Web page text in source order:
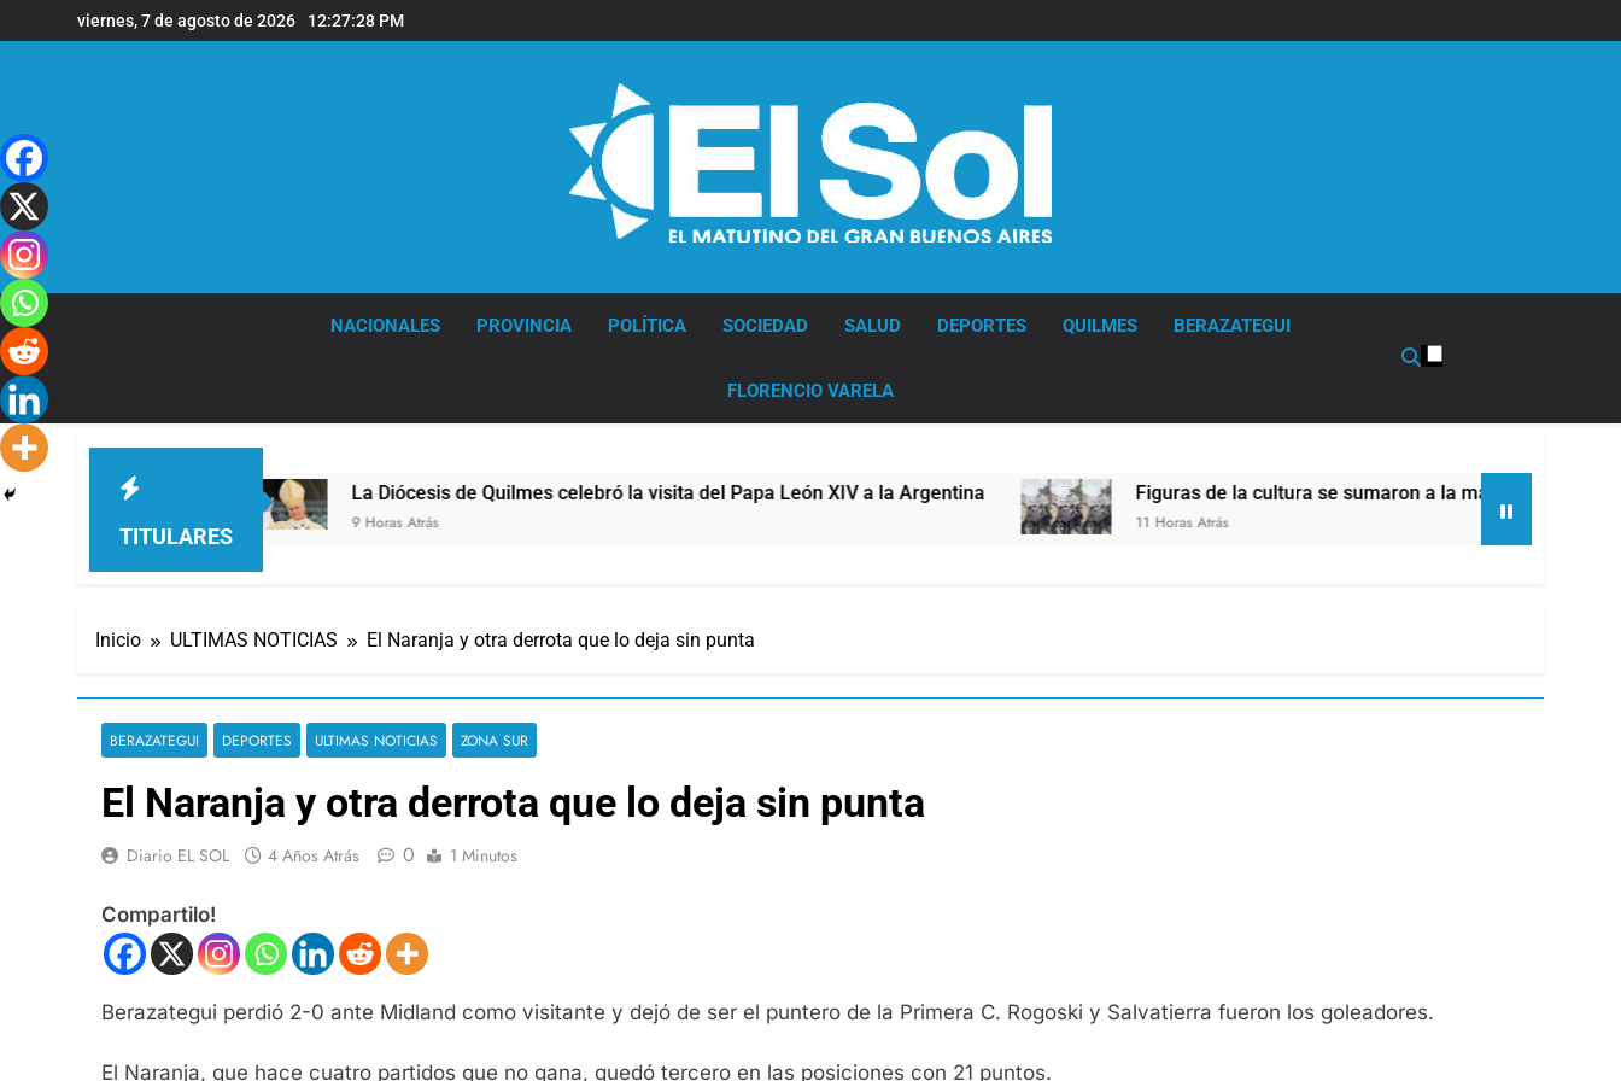
al
viernes, 7 de agosto de 2026 12:27:28 PM
NACIONALES PROVINCIA POLÍTICA SOCIEDAD SALUD DEPORTES QUILMES BERAZATEGUI
FLORENCIO VARELA
TITULARES
de Quilmes La Diócesis de Quilmes celebró la visita del Papa León XIV a la Argentina
9 Horas Atrás
Figuras de la cultura se sumaron a la marcha frente al
11 Horas Atrás
Inicio ULTIMAS NOTICIAS El Naranja y otra derrota que lo deja sin punta
BERAZATEGUI DEPORTES ULTIMAS NOTICIAS ZONA SUR
El Naranja y otra derrota que lo deja sin punta
Diario EL SOL 4 Años Atrás 0 1 Minutos
Compartilo!
Berazategui perdió 2-0 ante Midland como visitante y dejó de ser el puntero de la Primera C. Rogoski y Salvatierra fueron los goleadores.
El Naranja, que hace cuatro partidos que no gana, quedó tercero en las posiciones con 21 puntos.